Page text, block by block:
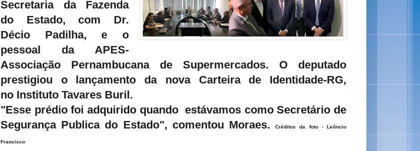
Secretaria da Fazenda
do Estado, com Dr.
Décio Padilha, e o
pessoal da APES-
Associação Pernambucana de Supermercados. O deputado
prestigiou o lançamento da nova Carteira de Identidade-RG,
no Instituto Tavares Buril.
"Esse prédio foi adquirido quando estávamos como Secretário de
Segurança Publica do Estado", comentou Moraes.Créditos da foto - Leôncio
Francisco